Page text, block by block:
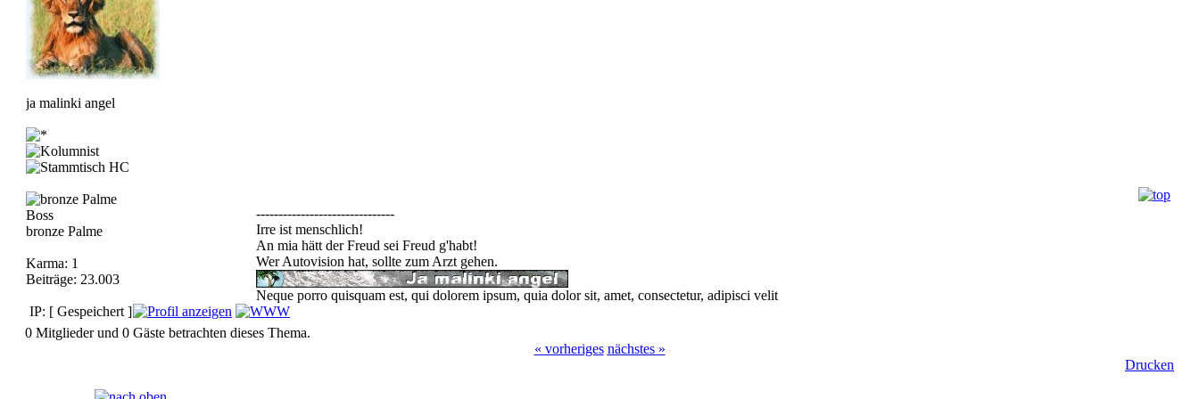
ja malinki angel
Boss
bronze Palme
Karma: 1
Beiträge: 23.003
-------------------------------
Irre ist menschlich!
An mia hätt der Freud sei Freud g'habt!
Wer Autovision hat, sollte zum Arzt gehen.
Neque porro quisquam est, qui dolorem ipsum, quia dolor sit, amet, consectetur, adipisci velit
IP: [ Gespeichert ]
0 Mitglieder und 0 Gäste betrachten dieses Thema.
« vorheriges nächstes »
Drucken